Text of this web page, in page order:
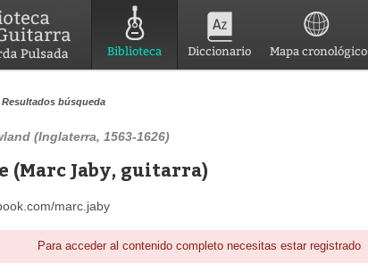
Biblioteca Diccionario Mapa cronológico
Resultados búsqueda
(Inglaterra, 1563-1626)
(Marc Jaby, guitarra)
marc.jaby
Para acceder al contenido completo necesitas estar registrado